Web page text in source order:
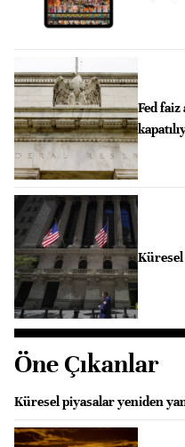
Fed
Küresel
Öne Çıkanlar
Küresel piyasalar yeniden